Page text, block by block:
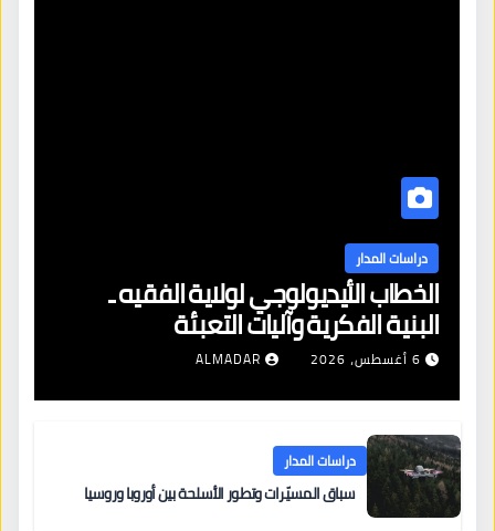
دراسات المدار
الخطاب الأيديولوجي لولاية الفقيه ـ
البنية الفكرية وآليات التعبئة
6 أغسطس، 2026 ALMADAR
دراسات المدار
سباق المسيّرات وتطور الأسلحة بين أوروبا وروسيا